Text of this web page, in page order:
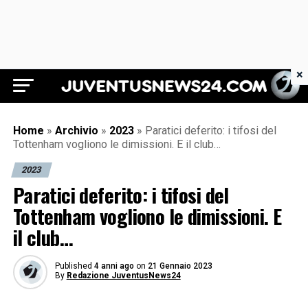
Juventus News 24
Home » Archivio » 2023 » Paratici deferito: i tifosi del
Tottenham vogliono le dimissioni. E il club…
2023
Paratici deferito: i tifosi del
Tottenham vogliono le dimissioni. E
il club…
Published 4 anni ago on 21 Gennaio 2023
By Redazione JuventusNews24
×